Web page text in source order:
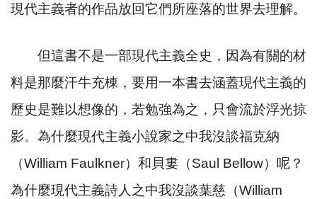
現代主義者的作品放回它們所座落的世界去理解。
但這書不是一部現代主義全史，因為有關的材
料是那麼汗牛充棟，要用一本書去涵蓋現代主義的
歷史是難以想像的，若勉強為之，只會流於浮光掠
影。為什麼現代主義小說家之中我沒談福克納
（William Faulkner）和貝婁（Saul Bellow）呢？
為什麼現代主義詩人之中我沒談葉慈（William